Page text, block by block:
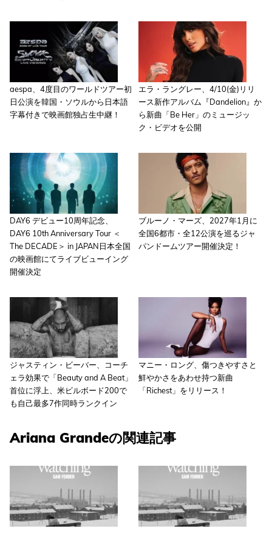
aespa、4度目のワールドツアー初
日公演を韓国・ソウルから日本語
字幕付きで映画館独占生中継！
エラ・ラングレー、4/10(金)リリ
ース新作アルバム『Dandelion』か
ら新曲「Be Her」のミュージッ
ク・ビデオを公開
DAY6 デビュー10周年記念、
DAY6 10th Anniversary Tour ＜
The DECADE＞ in JAPAN日本全国
の映画館にてライブビューイング
開催決定
ブルーノ・マーズ、2027年1月に
全国6都市・全12公演を巡るジャ
パンドームツアー開催決定！
ジャスティン・ビーバー、コーチ
ェラ効果で「Beauty and A Beat」
首位に浮上、米ビルボード200で
も自己最多7作同時ランクイン
マニー・ロング、傷つきやすさと
鮮やかさをあわせ持つ新曲
「Richest」をリリース！
Ariana Grandeの関連記事